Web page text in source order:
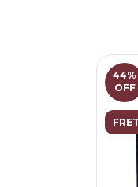
44%
OFF